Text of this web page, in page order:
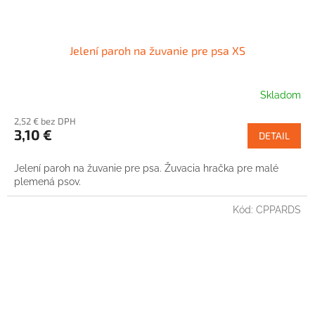
Jelení paroh na žuvanie pre psa XS
Skladom
2,52 € bez DPH
3,10 € DETAIL
Jelení paroh na žuvanie pre psa. Žuvacia hračka pre malé
plemená psov.
Kód: CPPARDS